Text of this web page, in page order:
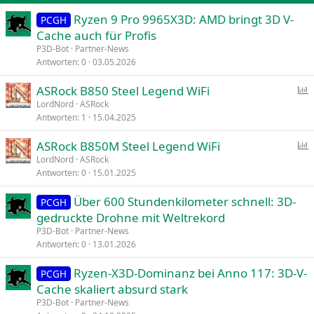
Verdana
PCGH
Ryzen 9 Pro 9965X3D: AMD bringt 3D V-
Cache auch für Profis
P3D-Bot Partner-News
Antworten 0 03.05.2026
r
a
ASRock B850 Steel Legend WiFi
LordNord ASRock
Antworten 1 15.04.2025
r
ASRock B850M Steel Legend WiFi
LordNord ASRock
Antworten 0 15.01.2025
PCGH
Über 600 Stundenkilometer schnell: 3D-
gedruckte Drohne mit Weltrekord
P3D-Bot Partner-News
Antworten 0 13.01.2026
PCGH
Ryzen-X3D-Dominanz bei Anno 117: 3D-V-
Cache skaliert absurd stark
P3D-Bot Partner-News